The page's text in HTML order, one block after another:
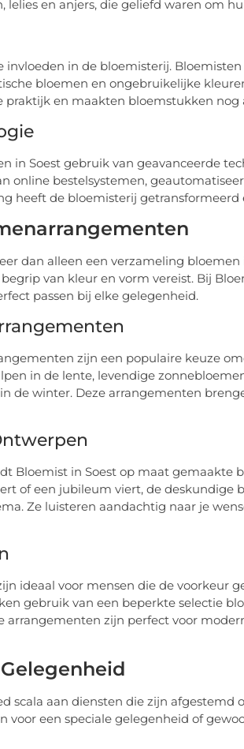
lelies en anjers, die geliefd waren om
in de bloemisterij.
bloemen en ongebruikelijke
praktijk en maakten bloemstukken
in Soest gebruik van geavanceerde
online bestelsystemen,
heeft de bloemisterij
dan alleen een verzameling bloemen
van kleur en vorm vereist. Bij
passen bij elke gelegenheid.
zijn een populaire keuze
in de lente, levendige
de winter. Deze arrangementen
Bloemist in Soest op maat
of een jubileum viert, de
Ze luisteren aandachtig naar je
ideaal voor mensen die de voorkeur
gebruik van een beperkte selectie
arrangementen zijn perfect voor
scala aan diensten die zijn afgestemd
voor een speciale gelegenheid of